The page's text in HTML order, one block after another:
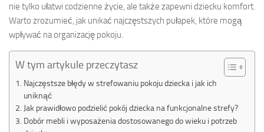
nie tylko ułatwi codzienne życie, ale także zapewni dziecku komfort.
Warto zrozumieć, jak unikać najczęstszych pułapek, które mogą
wpływać na organizację pokoju.
W tym artykule przeczytasz
Najczęstsze błędy w strefowaniu pokoju dziecka i jak ich
uniknąć
Jak prawidłowo podzielić pokój dziecka na funkcjonalne strefy?
Dobór mebli i wyposażenia dostosowanego do wieku i potrzeb